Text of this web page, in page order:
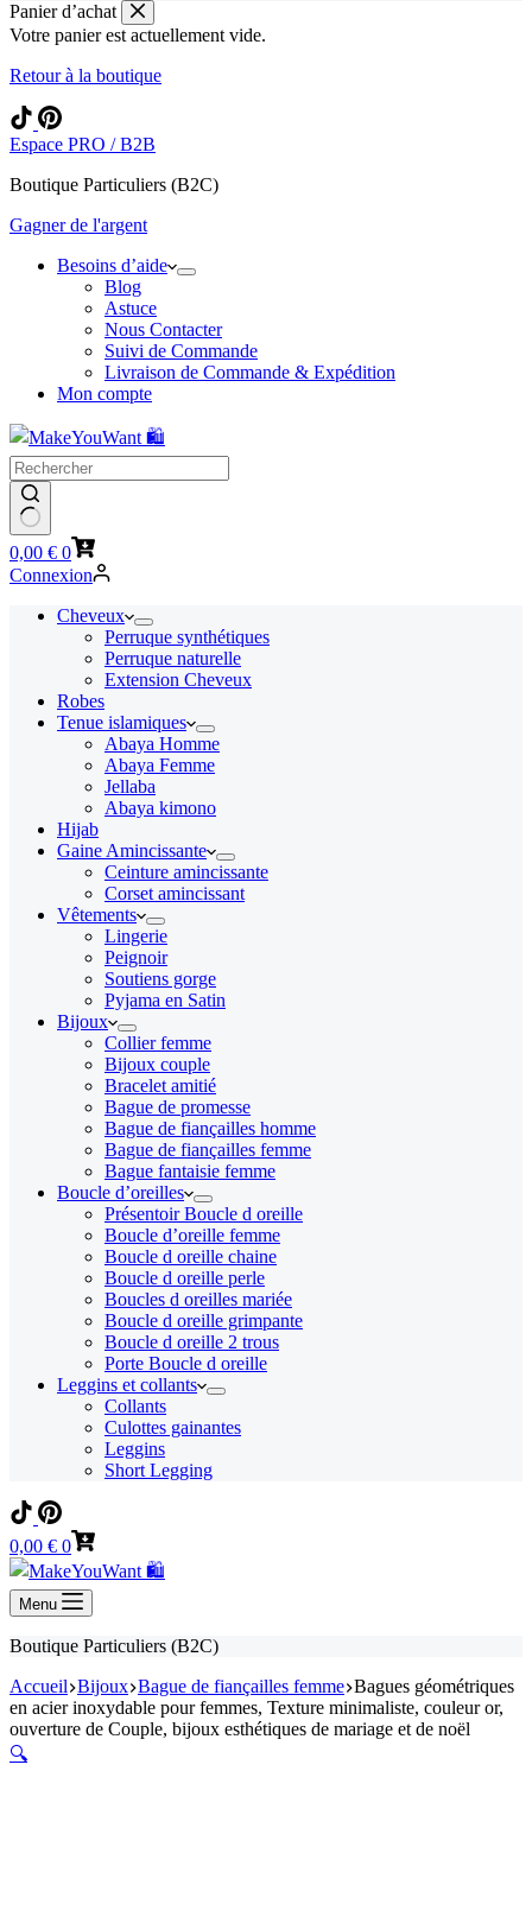
Panier d’achat
Votre panier est actuellement vide.
Retour à la boutique
Espace PRO / B2B
Boutique Particuliers (B2C)
Gagner de l'argent
Besoins d’aide
Blog
Astuce
Nous Contacter
Suivi de Commande
Livraison de Commande & Expédition
Mon compte
Panier
d’achat
0,00 € 0
Connexion
Cheveux
Perruque synthétiques
Perruque naturelle
Extension Cheveux
Robes
Tenue islamiques
Abaya Homme
Abaya Femme
Jellaba
Abaya kimono
Hijab
Gaine Amincissante
Ceinture amincissante
Corset amincissant
Vêtements
Lingerie
Peignoir
Soutiens gorge
Pyjama en Satin
Bijoux
Collier femme
Bijoux couple
Bracelet amitié
Bague de promesse
Bague de fiançailles homme
Bague de fiançailles femme
Bague fantaisie femme
Boucle d’oreilles
Présentoir Boucle d oreille
Boucle d’oreille femme
Boucle d oreille chaine
Boucle d oreille perle
Boucles d oreilles mariée
Boucle d oreille grimpante
Boucle d oreille 2 trous
Porte Boucle d oreille
Leggins et collants
Collants
Culottes gainantes
Leggins
Short Legging
Panier
d’achat
0,00 € 0
Menu
Boutique Particuliers (B2C)
Accueil Bijoux Bague de fiançailles femme Bagues géométriques
en acier inoxydable pour femmes, Texture minimaliste, couleur or,
ouverture de Couple, bijoux esthétiques de mariage et de noël
🔍